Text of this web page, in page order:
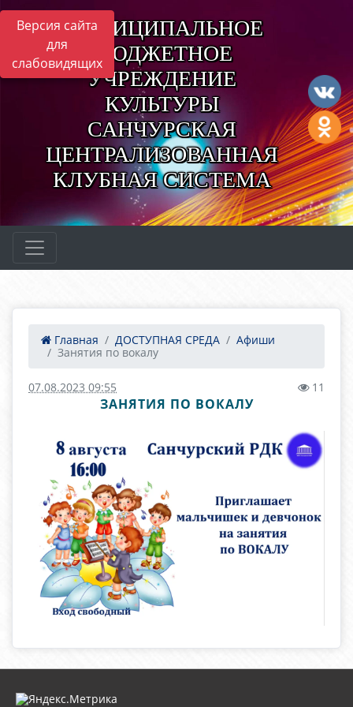
Версия сайта
для
слабовидящих
МУНИЦИПАЛЬНОЕ
БЮДЖЕТНОЕ
УЧРЕЖДЕНИЕ
КУЛЬТУРЫ
САНЧУРСКАЯ
ЦЕНТРАЛИЗОВАННАЯ
КЛУБНАЯ СИСТЕМА
Главная ДОСТУПНАЯ СРЕДА
Афиши
Занятия по вокалу
07.08.2023 09:55 11
ЗАНЯТИЯ ПО ВОКАЛУ